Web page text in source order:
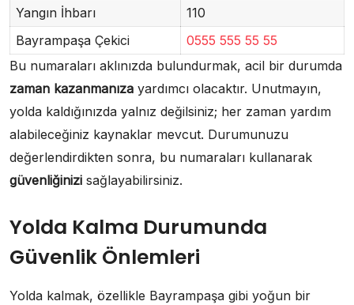
Yangın İhbarı
110
Bayrampaşa Çekici
0555 555 55 55
Bu numaraları aklınızda bulundurmak, acil bir durumda
zaman kazanmanıza yardımcı olacaktır. Unutmayın,
yolda kaldığınızda yalnız değilsiniz; her zaman yardım
alabileceğiniz kaynaklar mevcut. Durumunuzu
değerlendirdikten sonra, bu numaraları kullanarak
güvenliğinizi sağlayabilirsiniz.
Yolda Kalma Durumunda
Güvenlik Önlemleri
Yolda kalmak, özellikle Bayrampaşa gibi yoğun bir